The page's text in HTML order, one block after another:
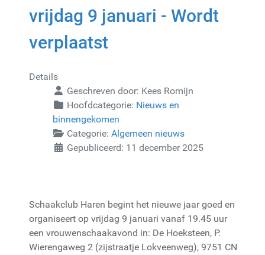
vrijdag 9 januari - Wordt
verplaatst
Details
Geschreven door: Kees Romijn
Hoofdcategorie: Nieuws en
binnengekomen
Categorie: Algemeen nieuws
Gepubliceerd: 11 december 2025
Schaakclub Haren begint het nieuwe jaar goed en
organiseert op vrijdag 9 januari vanaf 19.45 uur
een vrouwenschaakavond in: De Hoeksteen, P.
Wierengaweg 2 (zijstraatje Lokveenweg), 9751 CN